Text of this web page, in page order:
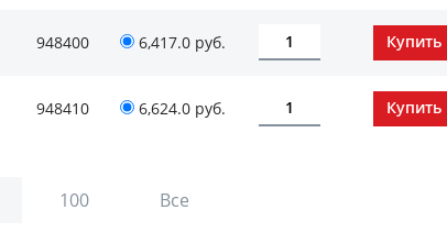
948400 6,417.0 руб.
948410 6,624.0 руб.
100 Все